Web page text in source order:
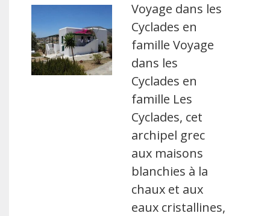
Voyage dans les
Cyclades en
famille Voyage
dans les
Cyclades en
famille Les
Cyclades, cet
archipel grec
aux maisons
blanchies à la
chaux et aux
eaux cristallines,